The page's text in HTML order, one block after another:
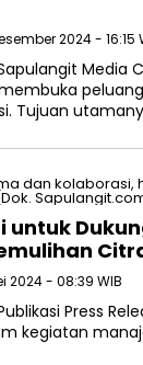
2024 - 16:15
Sapulangit
Tujuan
untuk
2024 - 08:39 WIB
Publikasi Press
kegiatan